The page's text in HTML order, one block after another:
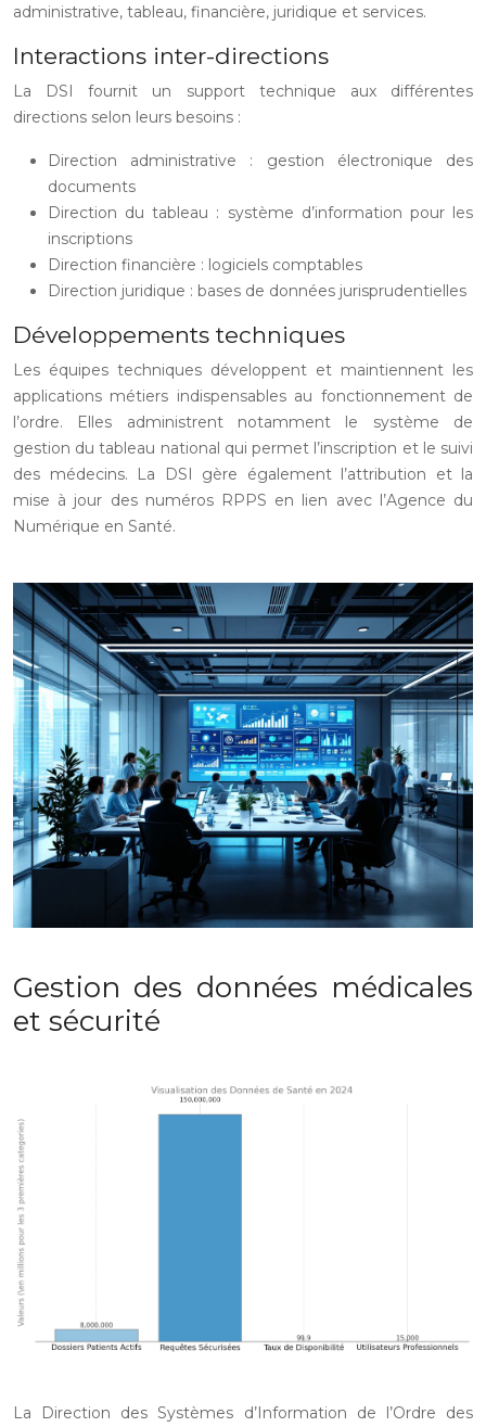
administrative, tableau, financière, juridique et services.
Interactions inter-directions
La DSI fournit un support technique aux différentes
directions selon leurs besoins :
Direction administrative : gestion électronique des
documents
Direction du tableau : système d’information pour les
inscriptions
Direction financière : logiciels comptables
Direction juridique : bases de données jurisprudentielles
Développements techniques
Les équipes techniques développent et maintiennent les
applications métiers indispensables au fonctionnement de
l’ordre. Elles administrent notamment le système de
gestion du tableau national qui permet l’inscription et le suivi
des médecins. La DSI gère également l’attribution et la
mise à jour des numéros RPPS en lien avec l’Agence du
Numérique en Santé.
Gestion des données médicales
et sécurité
La Direction des Systèmes d’Information de l’Ordre des